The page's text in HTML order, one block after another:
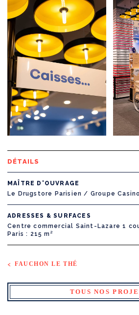
DÉTAILS
MAÎTRE D'OUVRAGE
Le Drugstore Parisien / Groupe Casino
ADRESSES & SURFACES
Centre commercial Saint-Lazare 1
Paris
215 m²
FAUCHON LE THÉ
TOUS NOS